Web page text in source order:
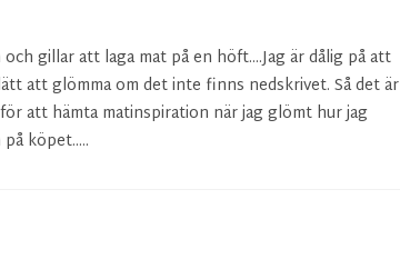
gillar att laga mat på en höft....Jag är dålig på att
att glömma om det inte finns nedskrivet. Så det är
att hämta matinspiration när jag glömt hur jag
köpet.....